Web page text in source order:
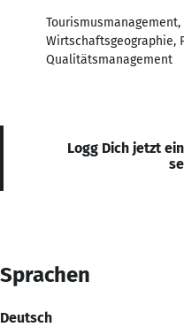
Wirtschaftsgeographie,
Qualitätsmanagement
Logg Dich jetzt
Sprachen
Deutsch